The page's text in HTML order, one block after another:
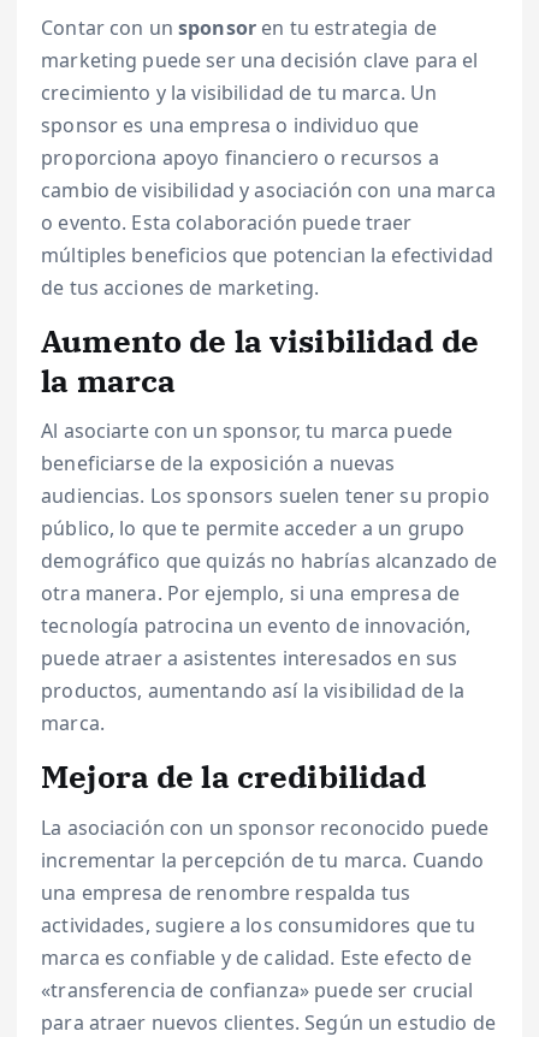
Contar con unsponsor en tu estrategia de
marketing puede ser una decisión clave para el
crecimiento y la visibilidad de tu marca. Un
sponsor es una empresa o individuo que
proporciona apoyo financiero o recursos a
cambio de visibilidad y asociación con una marca
o evento. Esta colaboración puede traer
múltiples beneficios que potencian la efectividad
de tus acciones de marketing.
Aumento de la visibilidad de
la marca
Al asociarte con un sponsor, tu marca puede
beneficiarse de la exposición a nuevas
audiencias. Los sponsors suelen tener su propio
público, lo que te permite acceder a un grupo
demográfico que quizás no habrías alcanzado de
otra manera. Por ejemplo, si una empresa de
tecnología patrocina un evento de innovación,
puede atraer a asistentes interesados en sus
productos, aumentando así la visibilidad de la
marca.
Mejora de la credibilidad
La asociación con un sponsor reconocido puede
incrementar la percepción de tu marca. Cuando
una empresa de renombre respalda tus
actividades, sugiere a los consumidores que tu
marca es confiable y de calidad. Este efecto de
«transferencia de confianza» puede ser crucial
para atraer nuevos clientes. Según un estudio de